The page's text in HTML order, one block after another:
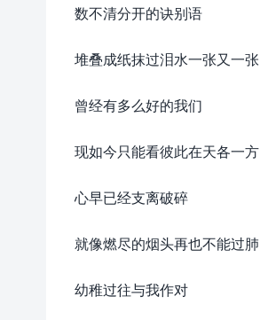
数不清分开的诀别语
堆叠成纸抹过泪水一张又一张
曾经有多么好的我们
现如今只能看彼此在天各一方
心早已经支离破碎
就像燃尽的烟头再也不能过肺
幼稚过往与我作对